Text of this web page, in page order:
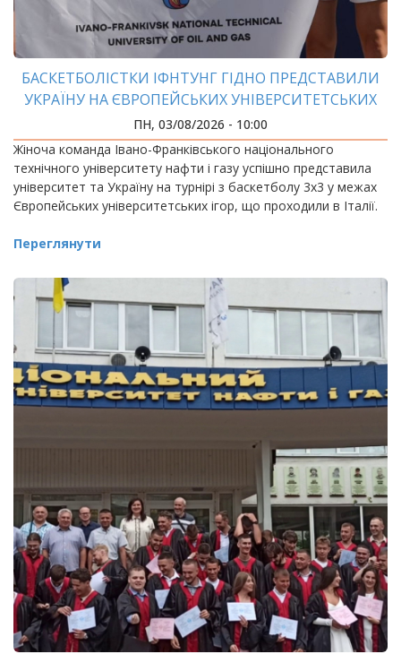
БАСКЕТБОЛІСТКИ ІФНТУНГ ГІДНО ПРЕДСТАВИЛИ
УКРАЇНУ НА ЄВРОПЕЙСЬКИХ УНІВЕРСИТЕТСЬКИХ
ІГРАХ
ПН, 03/08/2026 - 10:00
Жіноча команда Івано-Франківського національного
технічного університету нафти і газу успішно представила
університет та Україну на турнірі з баскетболу 3х3 у межах
Європейських університетських ігор, що проходили в Італії.
Переглянути